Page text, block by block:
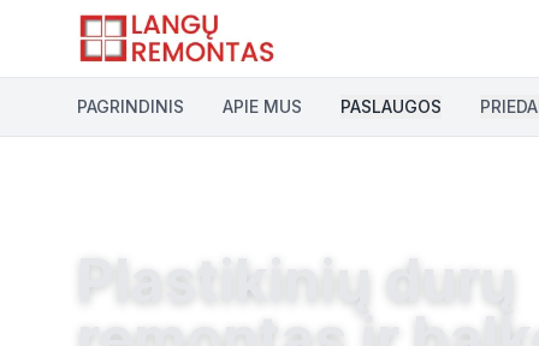
Pereiti prie pagrindinio turinio
PAGRINDINIS APIE MUS PASLAUGOS
Plastikinių durų